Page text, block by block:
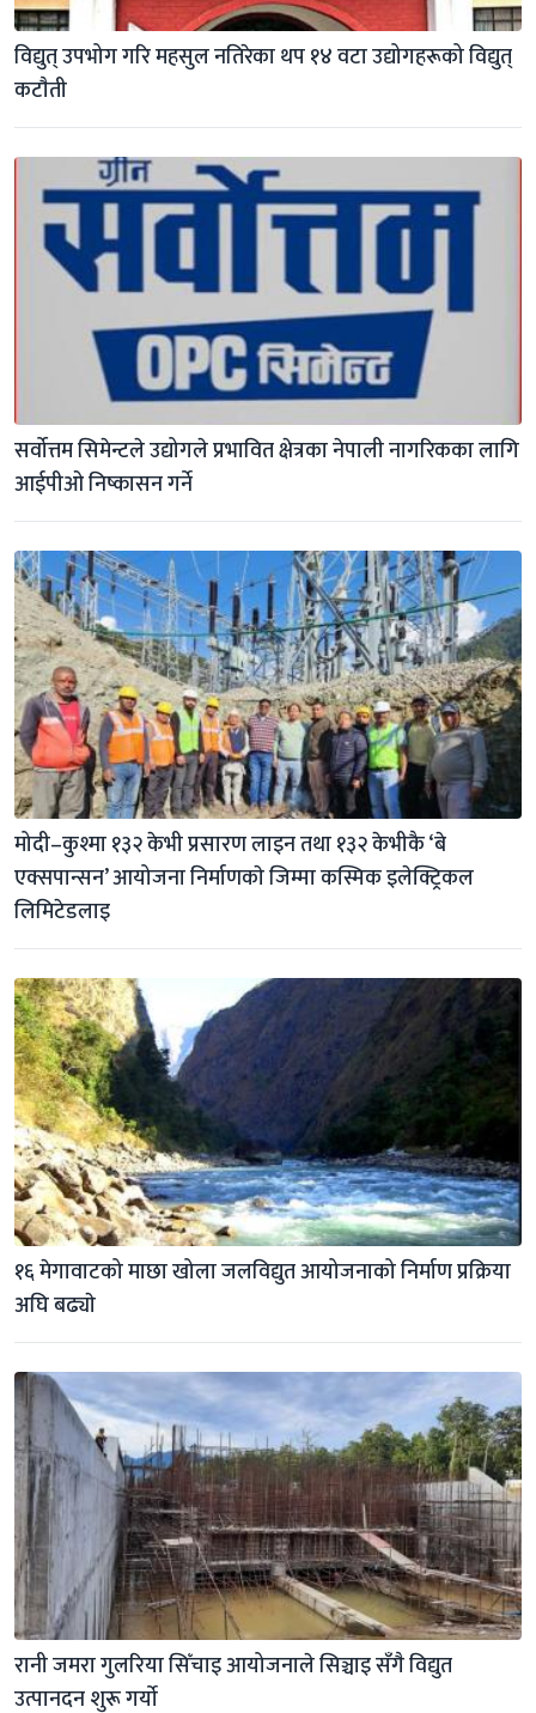
विद्युत् उपभोग गरि महसुल नतिरेका थप १४ वटा उद्योगहरूको विद्युत्
कटाैती
सर्वोत्तम सिमेन्टले उद्योगले प्रभावित क्षेत्रका नेपाली नागरिकका लागि
आईपीओ निष्कासन गर्ने
मोदी–कुश्मा १३२ केभी प्रसारण लाइन तथा १३२ केभीकै ‘बे
एक्सपान्सन’ आयोजना निर्माणकाे जिम्मा कस्मिक इलेक्ट्रिकल
लिमिटेडलाइ
१६ मेगावाटको माछा खोला जलविद्युत आयोजनाको निर्माण प्रक्रिया
अघि बढ्याे
रानी जमरा गुलरिया सिँचाइ आयोजनाले सिञ्चाइ सँगै विद्युत
उत्पानदन शुरू गर्याे